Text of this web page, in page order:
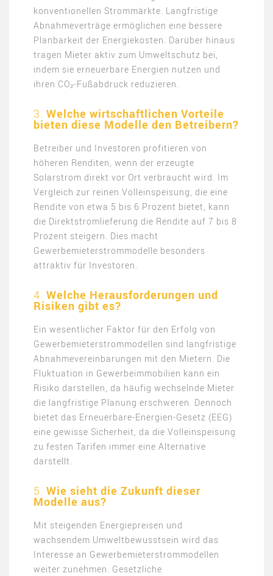
konventionellen Strommärkte. Langfristige
Abnahmeverträge ermöglichen eine bessere
Planbarkeit der Energiekosten. Darüber hinaus
tragen Mieter aktiv zum Umweltschutz bei,
indem sie erneuerbare Energien nutzen und
ihren CO₂-Fußabdruck reduzieren.
3. Welche wirtschaftlichen Vorteile
bieten diese Modelle den Betreibern?
Betreiber und Investoren profitieren von
höheren Renditen, wenn der erzeugte
Solarstrom direkt vor Ort verbraucht wird. Im
Vergleich zur reinen Volleinspeisung, die eine
Rendite von etwa 5 bis 6 Prozent bietet, kann
die Direktstromlieferung die Rendite auf 7 bis 8
Prozent steigern. Dies macht
Gewerbemieterstrommodelle besonders
attraktiv für Investoren.
4. Welche Herausforderungen und
Risiken gibt es?
Ein wesentlicher Faktor für den Erfolg von
Gewerbemieterstrommodellen sind langfristige
Abnahmevereinbarungen mit den Mietern. Die
Fluktuation in Gewerbeimmobilien kann ein
Risiko darstellen, da häufig wechselnde Mieter
die langfristige Planung erschweren. Dennoch
bietet das Erneuerbare-Energien-Gesetz (EEG)
eine gewisse Sicherheit, da die Volleinspeisung
zu festen Tarifen immer eine Alternative
darstellt.
5. Wie sieht die Zukunft dieser
Modelle aus?
Mit steigenden Energiepreisen und
wachsendem Umweltbewusstsein wird das
Interesse an Gewerbemieterstrommodellen
weiter zunehmen. Gesetzliche